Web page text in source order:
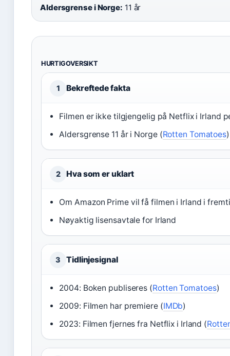
Aldersgrense i Norge: 11 år
HURTIGOVERSIKT
1 Bekreftede fakta
Filmen er ikke tilgjengelig på Netflix i Irland
Aldersgrense 11 år i Norge (Rotten Tomatoes)
2 Hva som er uklart
Om Amazon Prime vil få filmen i Irland i
Nøyaktig lisensavtale for Irland
3 Tidlinjesignal
2004: Boken publiseres (Rotten Tomatoes)
2009: Filmen har premiere (IMDb)
2023: Filmen fjernes fra Netflix i Irland (